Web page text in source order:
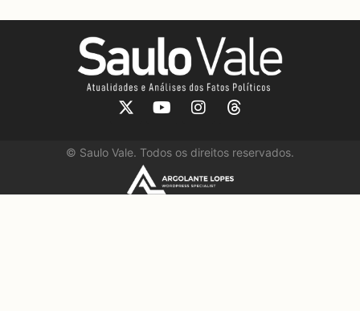
© Saulo Vale. Todos os direitos reservados.